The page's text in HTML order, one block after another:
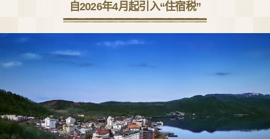
自2026年4月起引入“住宿税”